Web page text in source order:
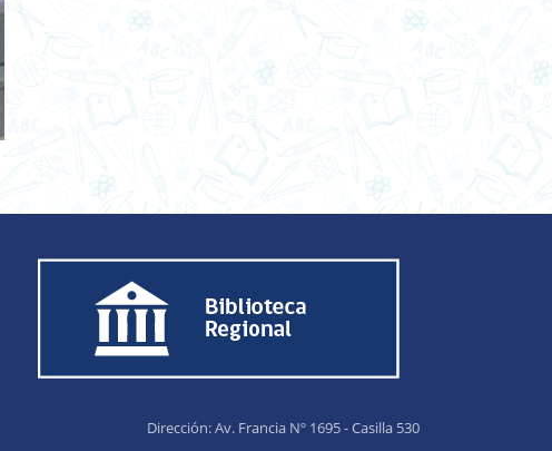
Dirección: Av. Francia Nº 1695 - Casilla 530